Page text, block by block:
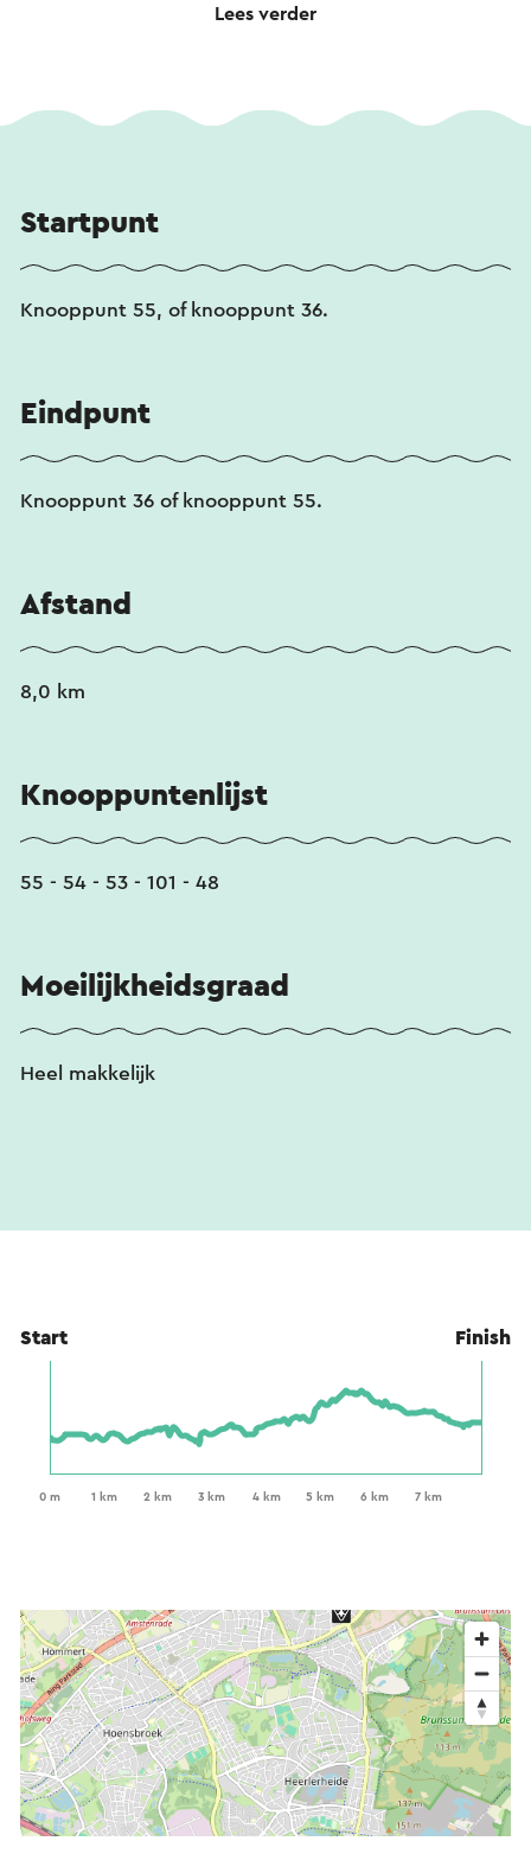
Lees verder
Startpunt
Knooppunt 55, of knooppunt 36.
Eindpunt
Knooppunt 36 of knooppunt 55.
Afstand
8,0 km
Knooppuntenlijst
55 - 54 - 53 - 101 - 48
Moeilijkheidsgraad
Heel makkelijk
Start Finish